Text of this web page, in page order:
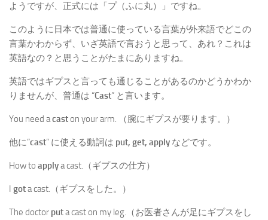
ようですが、正式には「プ（ふに丸）」ですね。
このように日本では普通に使っている言葉が外来語でどこの
言葉かわからず、いざ英語で言おうと思って、あれ？これは
英語なの？と思うことがたまにありますね。
英語ではギプスと言っても通じることがあるのかどうかわか
りませんが、普通は “Cast” と言います。
You need acaston your arm. （腕にギプスが要ります。）
他に”cast” に使える動詞は put, get, apply などです。
How to applya cast.（ギプスの仕方）
I gota cast.（ギプスをした。）
The doctor puta cast on my leg.（お医者さんが足にギプスをし